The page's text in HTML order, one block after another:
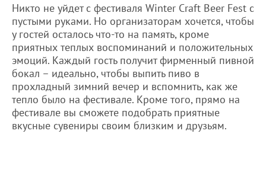
Никто не уйдет с фестиваля Winter Craft Beer Fest с
пустыми руками. Но организаторам хочется, чтобы
у гостей осталось что-то на память, кроме
приятных теплых воспоминаний и положительных
эмоций. Каждый гость получит фирменный пивной
бокал – идеально, чтобы выпить пиво в
прохладный зимний вечер и вспомнить, как же
тепло было на фестивале. Кроме того, прямо на
фестивале вы сможете подобрать приятные
вкусные сувениры своим близким и друзьям.